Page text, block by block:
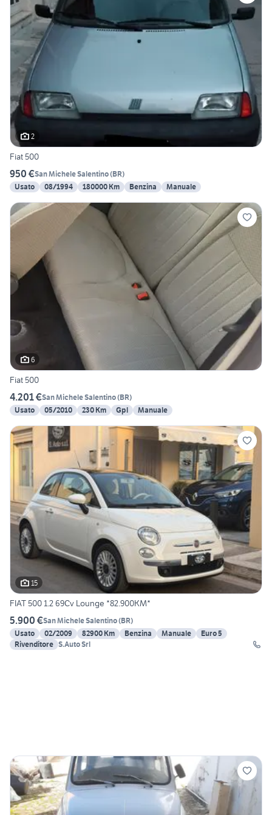
2
Fiat 500
950 €San Michele Salentino(BR)
Usato
08/1994 180000 Km Benzina Manuale
6
Fiat 500
4.201 €San Michele Salentino(BR)
Usato
05/2010 230 Km Gpl Manuale
15
FIAT 500 1.2 69Cv Lounge *82.900KM*
5.900 €San Michele Salentino(BR)
Usato
02/2009 82900 Km Benzina Manuale
Euro 5
Rivenditore S.Auto Srl